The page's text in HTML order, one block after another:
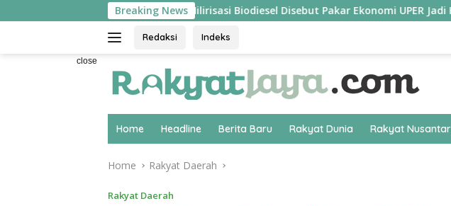
to
Breaking News
Hilirisasi Biodiesel Disebut Pakar Ekonomi UPER Jadi Kunci
Redaksi Indeks
close
Home Headline Berita Baru Rakyat Dunia Rakyat
Home Rakyat Daerah
Rakyat Daerah